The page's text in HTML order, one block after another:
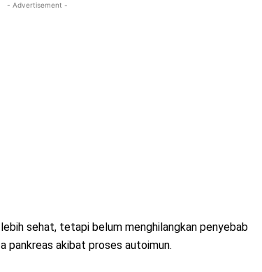
- Advertisement -
sehat, tetapi belum menghilangkan penyebab
pankreas akibat proses autoimun.